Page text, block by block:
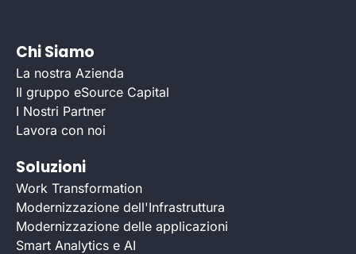
Chi Siamo
La nostra Azienda
Il gruppo eSource Capital
I Nostri Partner
Lavora con noi
Soluzioni
Work Transformation
Modernizzazione dell'Infrastruttura
Modernizzazione delle applicazioni
Smart Analytics e AI